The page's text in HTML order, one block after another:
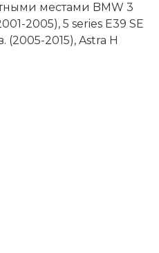
местами BMW 3
2005), 5 series Е39 SE
(2005-2015), Astra Н